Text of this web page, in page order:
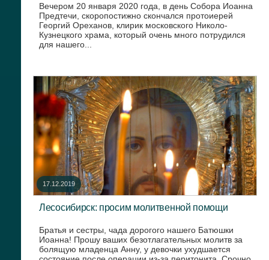
Вечером 20 января 2020 года, в день Собора Иоанна
Предтечи, скоропостижно скончался протоиерей
Георгий Ореханов, клирик московского Николо-
Кузнецкого храма, который очень много потрудился
для нашего...
17.12.2019
Лесосибирск: просим молитвенной помощи
Братья и сестры, чада дорогого нашего Батюшки
Иоанна! Прошу ваших безотлагательных молитв за
болящую младенца Анну, у девочки ухудшается